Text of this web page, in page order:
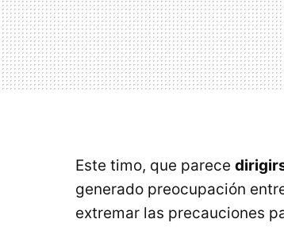
Este timo, que parece
generado preocupación
extremar las precauciones